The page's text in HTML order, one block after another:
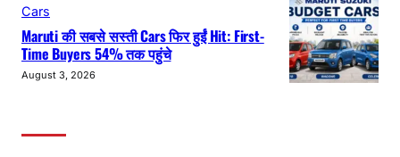
Cars
Maruti की सबसे सस्ती Cars फिर हुईं Hit: First-
Time Buyers 54% तक पहुंचे
August 3, 2026